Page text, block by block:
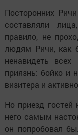
Посторонних
составляли
правило, не
людям Ричи, как
ненавидеть
приязнь: бойко и
визитера и
Но приезд
него самым
он попробовал